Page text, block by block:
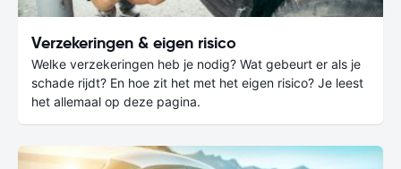
Verzekeringen & eigen risico
Welke verzekeringen heb je nodig? Wat gebeurt er als je
schade rijdt? En hoe zit het met het eigen risico? Je leest
het allemaal op deze pagina.